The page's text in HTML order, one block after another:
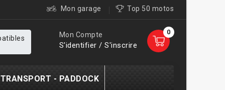
Mon garage Top 50 motos
0
Mon Compte
S'identifier / S'inscrire
TRANSPORT - PADDOCK